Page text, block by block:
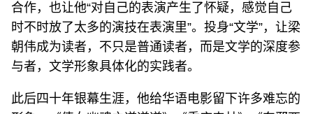
合作，也让他“对自己的表演产生了怀疑，感觉自己
时不时放了太多的演技在表演里”。投身“文学”，让梁
朝伟成为读者，不只是普通读者，而是文学的深度参
与者，文学形象具体化的实践者。
此后四十年银幕生涯，他给华语电影留下许多难忘的